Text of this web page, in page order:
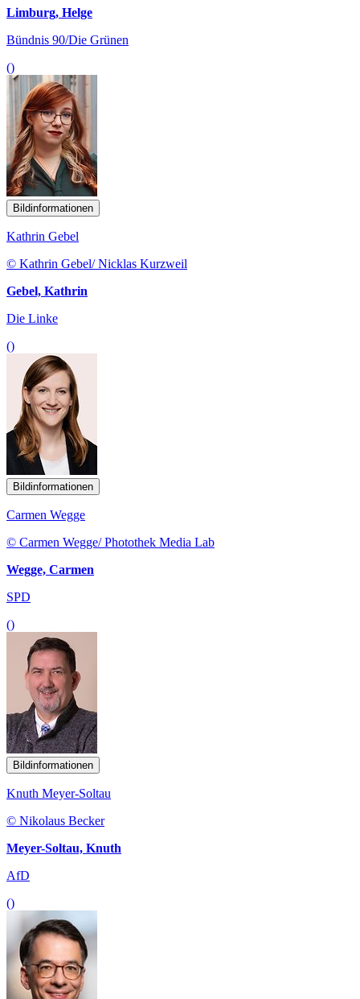
Limburg, Helge
Bündnis 90/Die Grünen
()
Bildinformationen
Kathrin Gebel
© Kathrin Gebel/ Nicklas Kurzweil
Gebel, Kathrin
Die Linke
()
Bildinformationen
Carmen Wegge
© Carmen Wegge/ Photothek Media Lab
Wegge, Carmen
SPD
()
Bildinformationen
Knuth Meyer-Soltau
© Nikolaus Becker
Meyer-Soltau, Knuth
AfD
()